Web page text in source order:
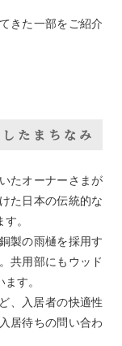
きた一部をご紹介
たまちなみ
たオーナーさまが
た日本の伝統的な
。
製の雨樋を採用す
共用部にもウッド
す。
、入居者の快適性
居待ちの問い合わ